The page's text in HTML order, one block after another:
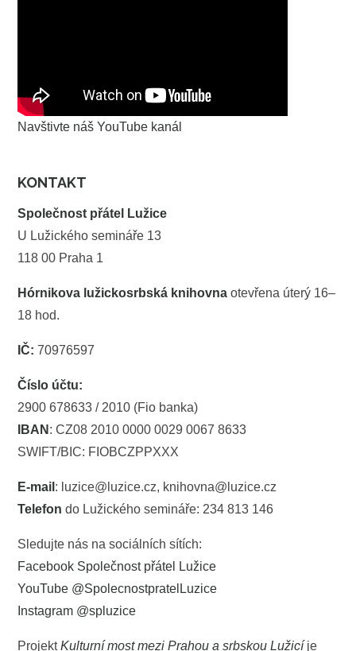
Navštivte náš YouTube kanál
KONTAKT
Společnost přátel Lužice
U Lužického semináře 13
118 00 Praha 1
Hórnikova lužickosrbská knihovna otevřena úterý 16–
18 hod.
IČ: 70976597
Číslo účtu:
2900 678633 / 2010 (Fio banka)
IBAN : CZ08 2010 0000 0029 0067 8633
SWIFT/BIC: FIOBCZPPXXX
E-mail : luzice@luzice.cz, knihovna@luzice.cz
Telefon do Lužického semináře: 234 813 146
Sledujte nás na sociálních sítích:
Facebook Společnost přátel Lužice
YouTube @SpolecnostpratelLuzice
Instagram @spluzice
ProjektKulturní most mezi Prahou a srbskou Lužicíje